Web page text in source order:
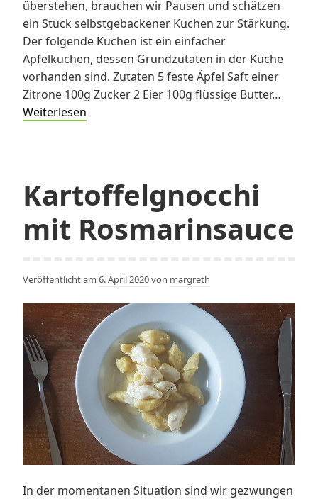
überstehen, brauchen wir Pausen und schätzen
ein Stück selbstgebackener Kuchen zur Stärkung.
Der folgende Kuchen ist ein einfacher
Apfelkuchen, dessen Grundzutaten in der Küche
vorhanden sind. Zutaten 5 feste Äpfel Saft einer
Zitrone 100g Zucker 2 Eier 100g flüssige Butter…
Weiterlesen
Apfelkuchen
aus
der
Toskana
Kartoffelgnocchi
mit Rosmarinsauce
Veröffentlicht am 6. April 2020von margreth
In der momentanen Situation sind wir gezwungen